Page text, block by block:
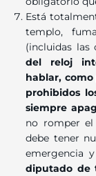
Está
templo,
(incluidas las
del reloj
hablar, como
prohibidos
siempre
no romper
debe tener
emergencia
diputado de